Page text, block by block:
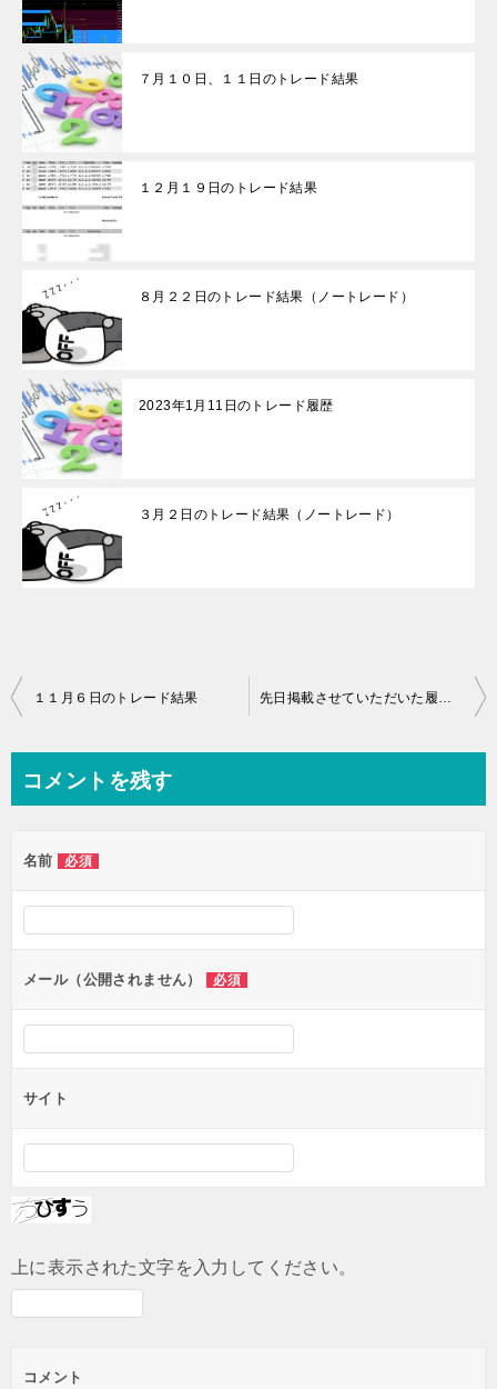
７月１０日、１１日のトレード結果
１２月１９日のトレード結果
８月２２日のトレード結果（ノートレード）
2023年1月11日のトレード履歴
３月２日のトレード結果（ノートレード）
投
ビ
ー
シ
ン
１１月６日のトレード結果 先日掲載させていただいた履歴のその後です
コメントを残す
名前 必須
メール（公開されません） 必須
サイト
上に表示された文字を入力してください。
コメント